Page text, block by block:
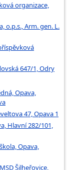
organizace,
o.p.s., Arm. gen. L.
647/1, Odry
Opava,
47, Opava 1
Hlavní 282/101,
Opava,
Šilheřovice,